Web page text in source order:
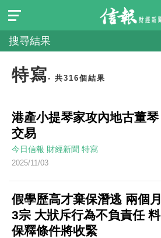
搜尋結果
特寫- 共316個結果
港產小提琴家攻內地古董琴
交易
今日信報 財經新聞 特寫
2025/11/03
假學歷高才棄保潛逃 兩個月
3宗 大狀斥行為不負責任 料
保釋條件將收緊